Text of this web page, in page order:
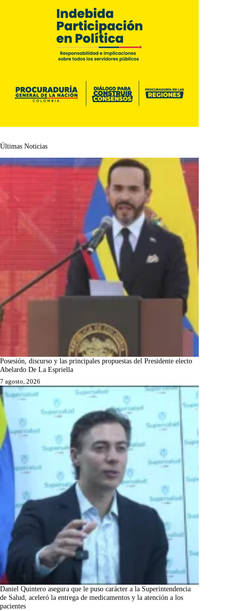
Últimas Noticias
Posesión, discurso y las principales propuestas del Presidente electo
Abelardo De La Espriella
7 agosto, 2026
Daniel Quintero asegura que le puso carácter a la Superintendencia
de Salud, aceleró la entrega de medicamentos y la atención a los
pacientes